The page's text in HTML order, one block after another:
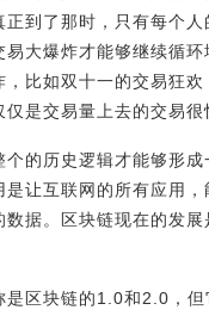
正到了那时，只有每个人
大爆炸才能够继续循环
，比如双十一的交易狂欢
是交易量上去的交易很
个的历史逻辑才能够形成
是让互联网的所有应用，
数据。区块链现在的发展
是区块链的1.0和2.0，但